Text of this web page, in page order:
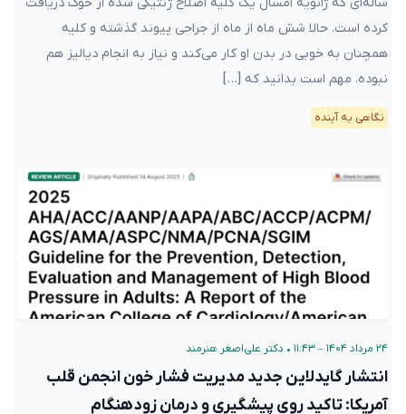
کرده است. حالا شش ماه از ماه از جراحی پیوند گذشته و کلیه
همچنان به خوبی در بدن او کار می‌کند و نیاز به انجام دیالیز هم
نبوده. مهم است بدانید که […]
نگاهی به آینده
۲۴ مرداد ۱۴۰۴ – ۱۱:۴۳ • دکتر علی‌اصغر هنرمند
انتشار گایدلاین جدید مدیریت فشار خون انجمن قلب
آمریکا: تاکید روی پیشگیری و درمان زودهنگام